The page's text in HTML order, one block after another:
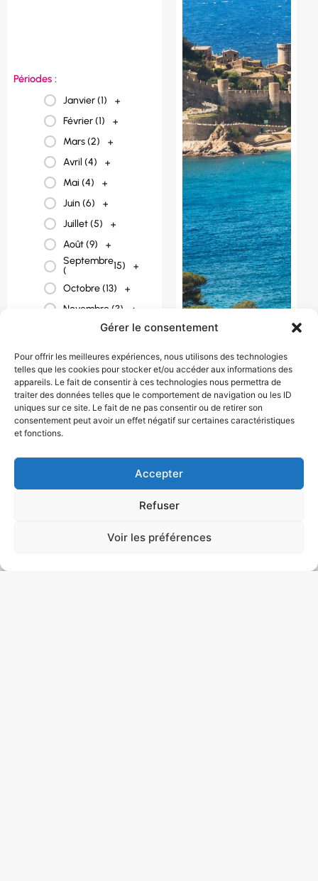
Gérer le consentement
Pour offrir les meilleures expériences, nous utilisons des technologies
telles que les cookies pour stocker et/ou accéder aux informations des
appareils. Le fait de consentir à ces technologies nous permettra de
traiter des données telles que le comportement de navigation ou les ID
uniques sur ce site. Le fait de ne pas consentir ou de retirer son
consentement peut avoir un effet négatif sur certaines caractéristiques
et fonctions.
Accepter
Refuser
Voir les préférences
France (23)
+
Espagne (3) +
Périodes :
Janvier (1)
+
Février (1)
+
Mars (2)
+
Avril (4)
+
Mai (4)
+
Juin (6)
+
Juillet (5)
+
Août (9)
+
Septembre
(
15)
+
Octobre (13)
+
Novembre (3)
+
Décembre (1) +
TOSSA DE MAR